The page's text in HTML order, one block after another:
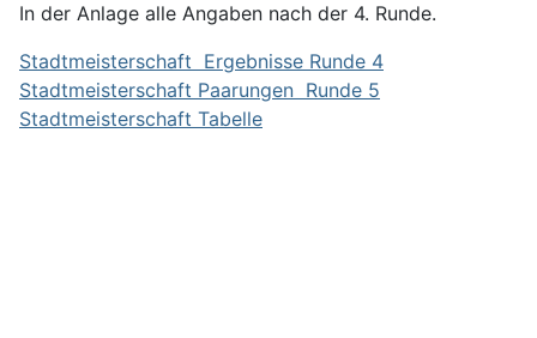
In der Anlage alle Angaben nach der 4. Runde.
Stadtmeisterschaft Ergebnisse Runde 4
Stadtmeisterschaft Paarungen Runde 5
Stadtmeisterschaft Tabelle